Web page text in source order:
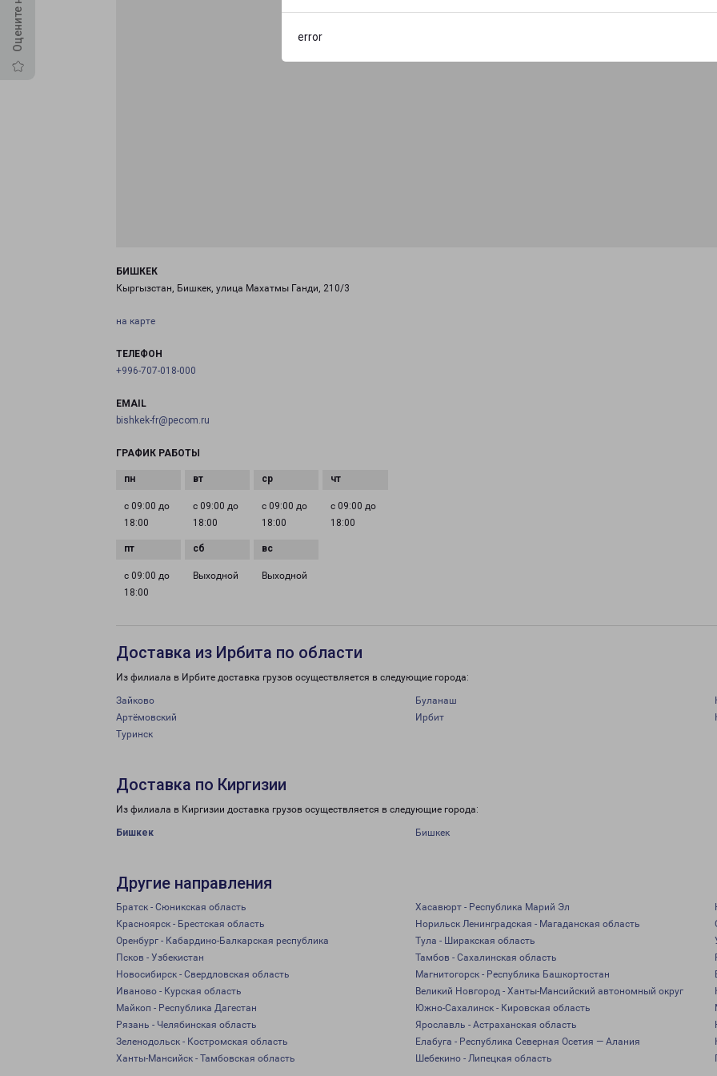
error
БИШКЕК
Кыргызстан, Бишкек, улица Махатмы Ганди, 210/3
на карте
ТЕЛЕФОН
+996-707-018-000
EMAIL
bishkek-fr@pecom.ru
ГРАФИК РАБОТЫ
с 09:00 до
18:00
с 09:00 до
18:00
с 09:00 до
18:00
с 09:00 до
18:00
с 09:00 до
18:00
Выходной Выходной
Доставка из Ирбита по области
Из филиала в Ирбите доставка грузов осуществляется в следующие города:
Зайково Буланаш
Артёмовский
Ирбит
Туринск
Доставка по Киргизии
Из филиала в Киргизии доставка грузов осуществляется в следующие города:
Бишкек Бишкек
Другие направления
Братск - Сюникская область Хасавюрт - Республика Марий Эл
Красноярск - Брестская область
Норильск Ленинградская - Магаданская область
Оренбург - Кабардино-Балкарская республика
Тула - Ширакская область
Псков - Узбекистан
Тамбов - Сахалинская область
Новосибирск - Свердловская область
Магнитогорск - Республика Башкортостан
Иваново - Курская область
Великий Новгород - Ханты-Мансийский автономный округ
Майкоп - Республика Дагестан
Южно-Сахалинск - Кировская область
Рязань - Челябинская область
Ярославль - Астраханская область
Зеленодольск - Костромская область
Елабуга - Республика Северная Осетия — Алания
Ханты-Мансийск - Тамбовская область
Шебекино - Липецкая область